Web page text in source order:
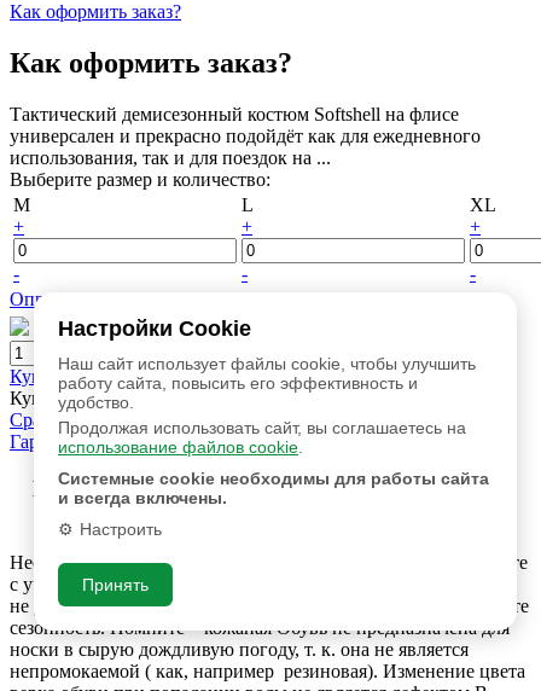
Настройки Cookie
Наш сайт использует файлы cookie, чтобы улучшить
работу сайта, повысить его эффективность и
удобство.
Продолжая использовать сайт, вы соглашаетесь на
использование файлов cookie
Системные cookie необходимы для работы сайта
и всегда включены.
Настроить
Принять
Как оформить заказ?
Как оформить заказ?
Тактический демисезонный костюм Softshell на флисе
универсален и прекрасно подойдёт как для ежедневного
использования, так и для поездок на ...
Выберите размер и количество:
M
+
-
L
+
-
XL
+
-
Определить размер
Купить
Купить в 1 клик
Сравнить
Гарантийный срок составляет 30 дней
Гарантия качества продукции! Гарантийный
Необходимо правильно подобрать обувь по размеру и полноте
с учетом индивидуальных особенностей стопы, стопа обуви
не должна быть сжатой. При эксплуатации обуви учитывайте
сезонность. Помните – кожаная Обувь не предназначена для
носки в сырую дождливую погоду, т. к. она не является
непромокаемой ( как, например резиновая). Изменение цвета